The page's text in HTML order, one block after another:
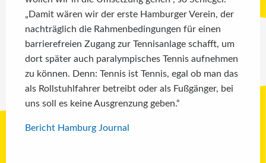
„Damit wären wir der erste Hamburger Verein, der
nachträglich die Rahmenbedingungen für einen
barrierefreien Zugang zur Tennisanlage schafft, um
dort später auch paralympisches Tennis aufnehmen
zu können. Denn: Tennis ist Tennis, egal ob man das
als Rollstuhlfahrer betreibt oder als Fußgänger, bei
uns soll es keine Ausgrenzung geben.“
Bericht Hamburg Journal